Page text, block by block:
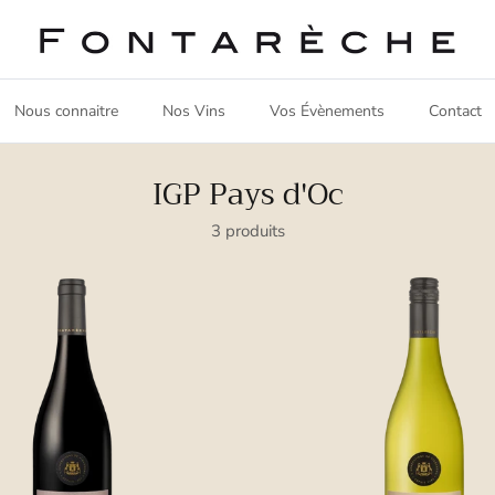
Nous connaitre Nos Vins Vos Évènements Contact
IGP Pays d'Oc
3 produits